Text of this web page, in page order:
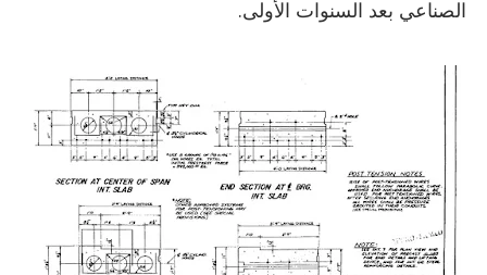
الصناعي بعد السنوات الأولى.